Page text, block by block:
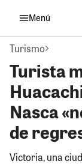
Menú
Turismo
Turista
Nasca
de
Victoria, una